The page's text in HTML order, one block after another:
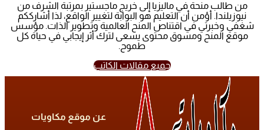
من طالب منحة في ماليزيا إلى خريج ماجستير بمرتبة الشرف من
نيوزيلندا. أؤمن أن التعليم هو البوابة لتغيير الواقع، لذا أشارككم
شغفي وخبرتي في اقتناص المنح العالمية وتطوير الذات. مؤسس
موقع المنح ومسوق محتوى يسعى لترك أثر إيجابي في حياة كل
طموح.
جميع مقالات الكاتب
عن موقع مكاويات